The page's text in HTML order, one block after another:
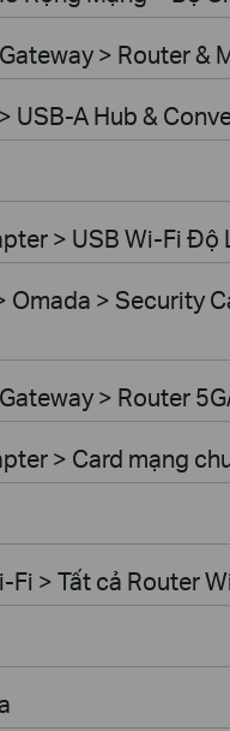
> Router &
USB-A Hub &
> USB Wi-Fi Độ
Omada > Security
> Router
> Card mạng
Fi > Tất cả Router